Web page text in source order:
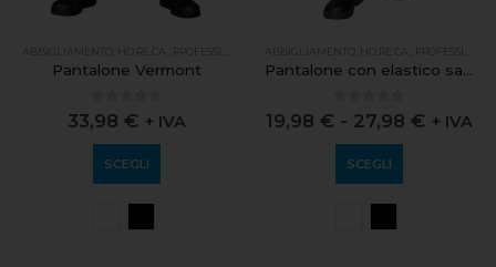
ABBIGLIAMENTO HO.RE.CA. PROFESSIONALE
Pantalone Vermont
0out of 5
33,98 € + IVA
SCEGLI
ABBIGLIAMENTO HO.RE.CA. PROFESSIONALE
Pantalone con elastico sanza tasche
out of 5
19,98 € - 27,98 € + IVA
SCEGLI